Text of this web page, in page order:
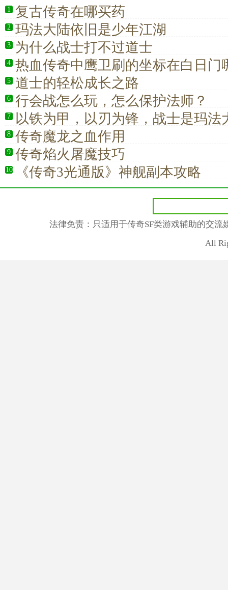
1 复古传奇在哪买药
2 玛法大陆依旧是少年江湖
3 为什么战士打不过道士
4 热血传奇中鹰卫刷的坐标在白日门
5 道士的轻松成长之路
6 行会战怎么玩，怎么保护法师？
7
以铁为甲，以刃为锋，战士是玛法
灭的战魂
8 传奇魔龙之血作用
9 传奇焰火屠魔技巧
10 《传奇3光通版》神舰副本攻略
法律免责：只适用于传奇SF类游戏辅助的交
All